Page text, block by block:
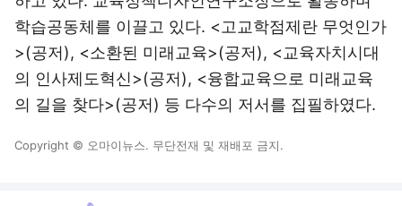
학습공동체를 이끌고 있다. <고교학점제란 무엇인가
>(공저), <소환된 미래교육>(공저), <교육자치시대
의 인사제도혁신>(공저), <융합교육으로 미래교육
의 길을 찾다>(공저) 등 다수의 저서를 집필하였다.
Copyright © 오마이뉴스. 무단전재 및 재배포 금지.